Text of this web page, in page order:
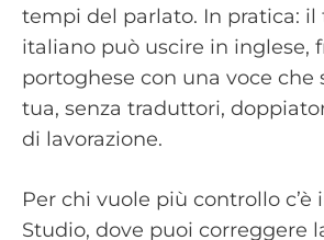
tempi del parlato. In pratica: il
italiano può uscire in inglese,
portoghese con una voce che
tua, senza traduttori,
di lavorazione.
Per chi vuole più controllo c’è
Studio, dove puoi correggere